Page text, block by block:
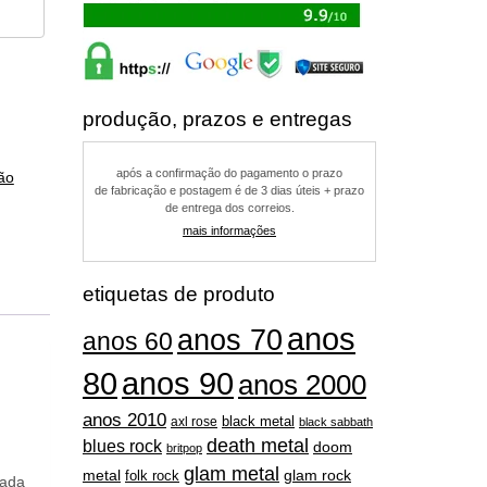
produção, prazos e entregas
após a confirmação do pagamento o prazo
de fabricação e postagem é de 3 dias úteis + prazo
de entrega dos correios.
mais informações
etiquetas de produto
anos 60 anos 70 anos
80anos 90 anos 2000
anos 2010 axl rose black metal black sabbath
blues rock britpop death metal doom
metal folk rock glam metal glam rock